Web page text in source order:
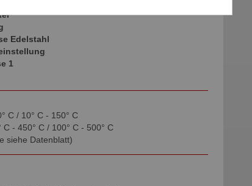
Edelstahl
1
C / 10° C - 150° C
C - 450° C / 100° C - 500° C
siehe Datenblatt)